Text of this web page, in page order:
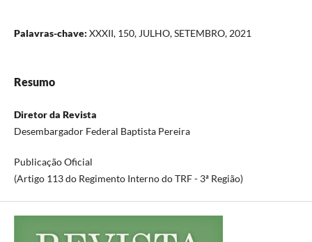
Palavras-chave: XXXII, 150, JULHO, SETEMBRO, 2021
Resumo
Diretor da Revista
Desembargador Federal Baptista Pereira
Publicação Oficial
(Artigo 113 do Regimento Interno do TRF - 3ª Região)